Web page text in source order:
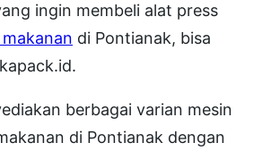
ingin membeli alat press
di Pontianak, bisa
berbagai varian mesin
di Pontianak dengan